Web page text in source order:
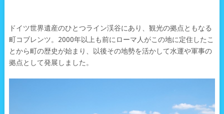
ドイツ世界遺産のひとつライン渓谷にあり、観光の拠点ともなる
町コブレンツ。2000年以上も前にローマ人がこの地に定住したこ
とから町の歴史が始まり、以後その地勢を活かして水運や軍事の
拠点として発展しました。